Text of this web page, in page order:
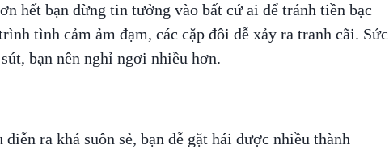
hết bạn đừng tin tưởng vào bất cứ ai để tránh tiền bạc
tình cảm ảm đạm, các cặp đôi dễ xảy ra tranh cãi. Sức
bạn nên nghỉ ngơi nhiều hơn.
diễn ra khá suôn sẻ, bạn dễ gặt hái được nhiều thành